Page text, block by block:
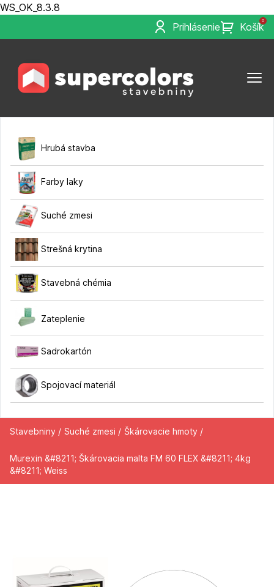
WS_OK_8.3.8
Prihlásenie
0
Košík
Hrubá stavba
Farby laky
Suché zmesi
Strešná krytina
Stavebná chémia
Zateplenie
Sadrokartón
Spojovací materiál
Stavebniny / Suché zmesi / Škárovacie hmoty /
Murexin &#8211; Škárovacia malta FM 60 FLEX &#8211; 4kg
&#8211; Weiss